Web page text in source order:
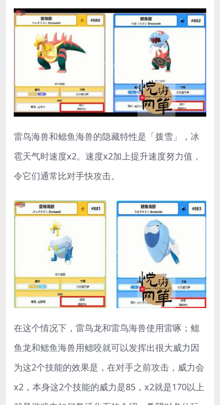
雷鸟海兽和鳃鱼海兽的隐藏特性是「拨雪」，冰
雹天气时速度x2。速度x2加上提升速度努力值，
令它们通常比对手快攻击。
在这个情况下，雷鸟龙和雷鸟海兽使用雷啄；鳃
鱼龙和鳃鱼海兽用鳃咬就可以发挥出很大威力因
为这2个技能的效果是，在对手之前攻击，威力会
x2，本身这2个技能的威力是85，x2就是170以上